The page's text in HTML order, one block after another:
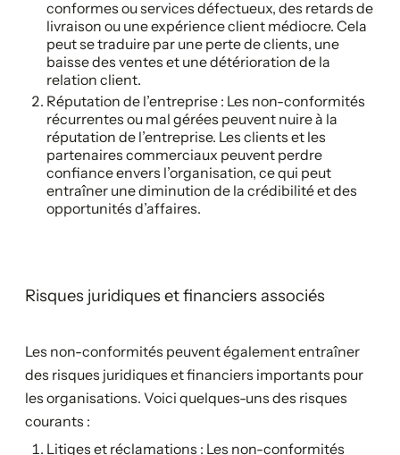
conformes ou services défectueux, des retards de
livraison ou une expérience client médiocre. Cela
peut se traduire par une perte de clients, une
baisse des ventes et une détérioration de la
relation client.
Réputation de l’entreprise : Les non-conformités
récurrentes ou mal gérées peuvent nuire à la
réputation de l’entreprise. Les clients et les
partenaires commerciaux peuvent perdre
confiance envers l’organisation, ce qui peut
entraîner une diminution de la crédibilité et des
opportunités d’affaires.
Risques juridiques et financiers associés
Les non-conformités peuvent également entraîner
des risques juridiques et financiers importants pour
les organisations. Voici quelques-uns des risques
courants :
Litiges et réclamations : Les non-conformités